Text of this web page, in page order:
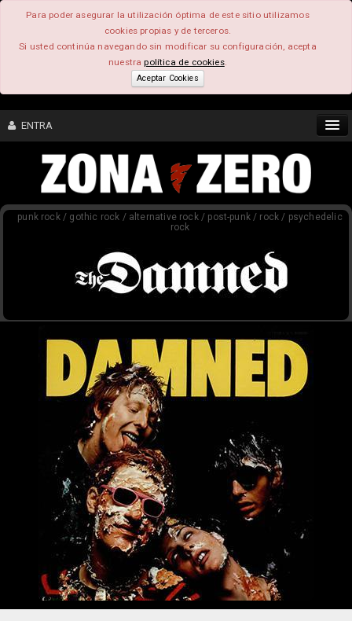
Para poder asegurar la utilización óptima de este sitio utilizamos
cookies propias y de terceros.
Si usted continúa navegando sin modificar su configuración, acepta
nuestrapolítica de cookies.
Aceptar Cookies
ENTRA
CONTENIDO
COMUNIDAD
punk rock / gothic rock / alternative rock / post-punk / rock / psychedelic
rock